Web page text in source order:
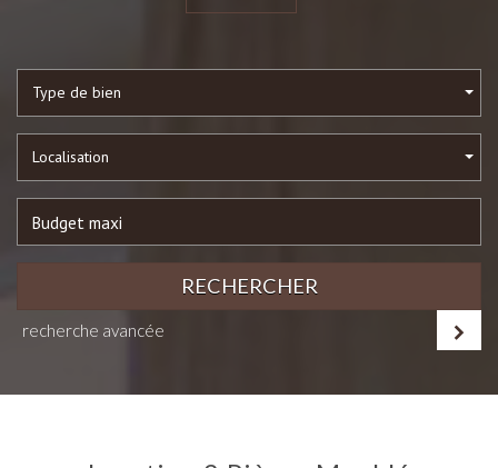
Type de bien
Localisation
RECHERCHER
recherche avancée